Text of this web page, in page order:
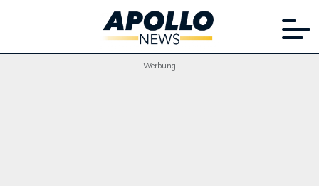
Werbung